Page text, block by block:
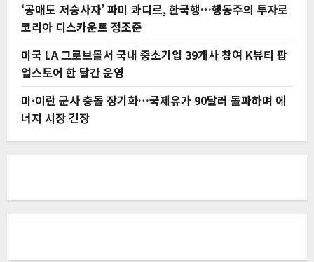
‘공매도 저승사자’ 파미 콰디르, 한국행…행동주의 투자로
코리아 디스카운트 정조준
미국 LA 그로브몰서 국내 중소기업 39개사 참여 K뷰티 팝
업스토어 한 달간 운영
미·이란 군사 충돌 장기화…국제유가 90달러 돌파하며 에
너지 시장 긴장